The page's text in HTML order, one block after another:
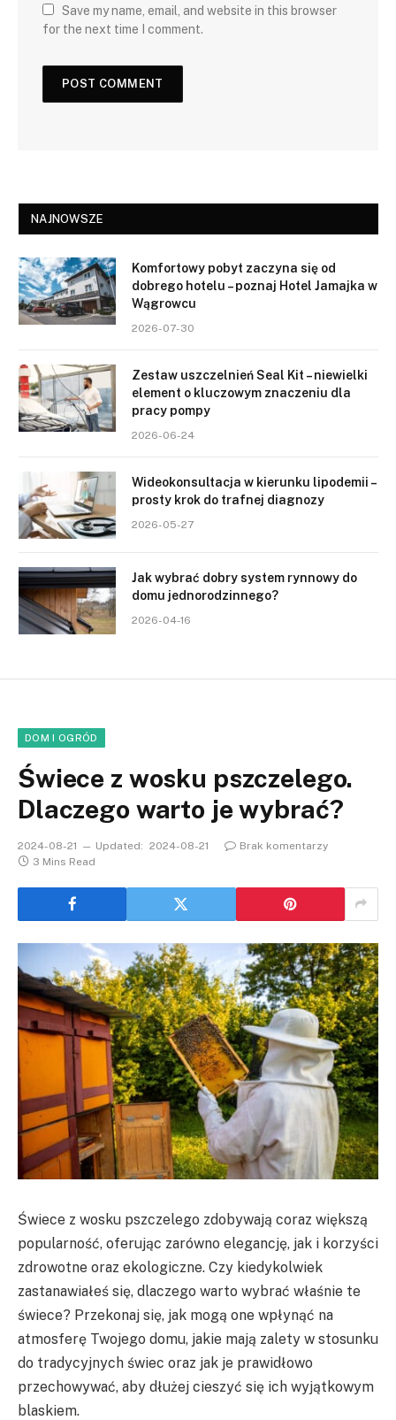
Save my name, email, and website in this browser
for the next time I comment.
NAJNOWSZE
Komfortowy pobyt zaczyna się od
dobrego hotelu – poznaj Hotel Jamajka w
Wągrowcu
2026-07-30
Zestaw uszczelnień Seal Kit – niewielki
element o kluczowym znaczeniu dla
pracy pompy
2026-06-24
Wideokonsultacja w kierunku lipodemii –
prosty krok do trafnej diagnozy
2026-05-27
Jak wybrać dobry system rynnowy do
domu jednorodzinnego?
2026-04-16
DOM I OGRÓD
Świece z wosku pszczelego.
Dlaczego warto je wybrać?
2024-08-21 Updated: 2024-08-21
Brak komentarzy
3 Mins Read
Świece z wosku pszczelego zdobywają coraz większą
popularność, oferując zarówno elegancję, jak i korzyści
zdrowotne oraz ekologiczne. Czy kiedykolwiek
zastanawiałeś się, dlaczego warto wybrać właśnie te
świece? Przekonaj się, jak mogą one wpłynąć na
atmosferę Twojego domu, jakie mają zalety w stosunku
do tradycyjnych świec oraz jak je prawidłowo
przechowywać, aby dłużej cieszyć się ich wyjątkowym
blaskiem.